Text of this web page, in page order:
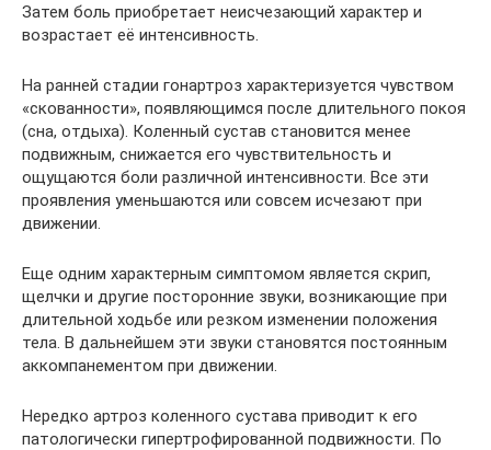
Затем боль приобретает неисчезающий характер и
возрастает её интенсивность.
На ранней стадии гонартроз характеризуется чувством
«скованности», появляющимся после длительного покоя
(сна, отдыха). Коленный сустав становится менее
подвижным, снижается его чувствительность и
ощущаются боли различной интенсивности. Все эти
проявления уменьшаются или совсем исчезают при
движении.
Еще одним характерным симптомом является скрип,
щелчки и другие посторонние звуки, возникающие при
длительной ходьбе или резком изменении положения
тела. В дальнейшем эти звуки становятся постоянным
аккомпанементом при движении.
Нередко артроз коленного сустава приводит к его
патологически гипертрофированной подвижности. По